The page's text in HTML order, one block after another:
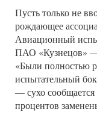
Пусть только не
рождающее
Авиационный
ПАО «Кузнецов» —
«Были полностью
испытательный
— сухо
процентов